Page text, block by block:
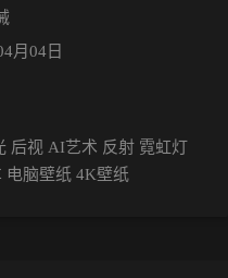
月04日
后视 AI艺术 反射 霓虹灯
电脑壁纸 4K壁纸